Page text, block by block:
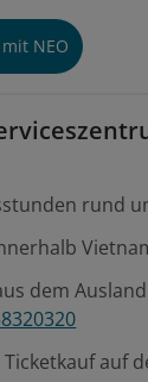
NEO
rund
dem
Ticketkauf auf